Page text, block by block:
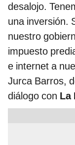
desalojo.
una inversión.
nuestro
impuesto
e internet a
Jurca Barros,
diálogo con La